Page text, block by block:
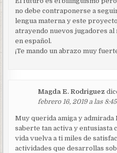
no debe contraponerse a
lengua materna y este
atrayendo nuevos jugadores al
en español.
¡Te mando un abrazo muy
Magda E. Rodriguez
febrero 16, 2019 a las
Muy querida amiga y admirada
saberte tan activa y entusiasta
vida vuelva a ti miles de
actividades que desarrollas